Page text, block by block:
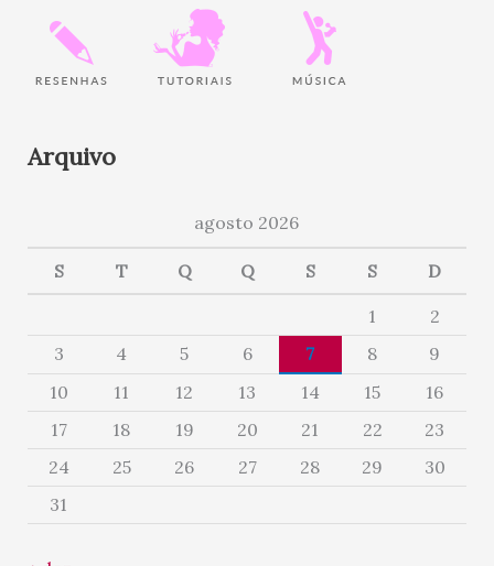
Arquivo
agosto 2026
S T Q Q S S D
1
2
3
4 5 6 7 8
9
10
11 12 13 14 15
16
17
18 19 20 21 22
23
24
25 26 27 28 29
30
31